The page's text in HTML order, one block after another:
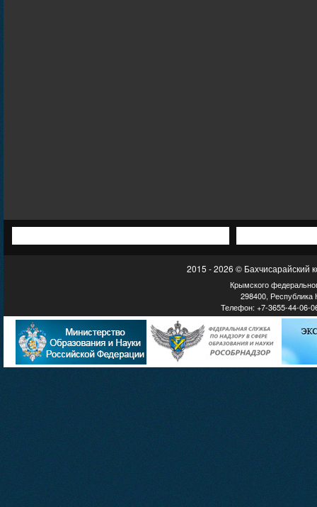
2015 - 2026 © Бахчисарайский
Крымского
298400, Республика
Телефон: +7-3655-44-06-